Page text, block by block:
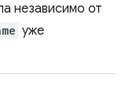
независимо от
уже